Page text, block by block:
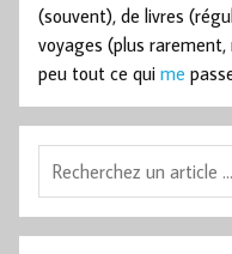
(souvent), de livres
voyages (plus
peu tout ce qui me